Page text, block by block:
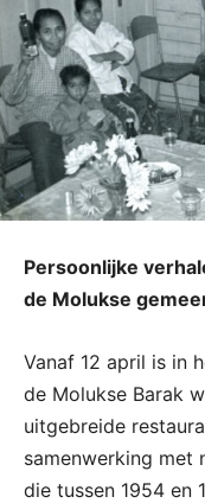
Persoonlijke
de Molukse
Vanaf 12 april is in
de Molukse Barak
uitgebreide
samenwerking met
die tussen 1954 en